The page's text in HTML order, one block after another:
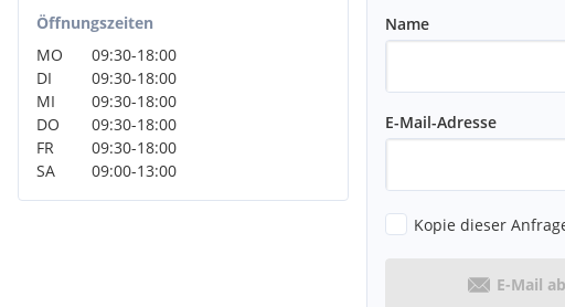
Tagfahrlicht
Verbundlenker-Hinterachse
ACHTUNG! WICHTIGE HINWEISE!
Sofern abgebildet u. verfügbar Zusatzbereifung gegen Aufpreis erhältlich.
Fahrzeug Anmeldebereit!
Öffnungszeiten
MO
09:30-18:00
DI
09:30-18:00
MI
09:30-18:00
DO
09:30-18:00
FR
09:30-18:00
SA
09:00-13:00
Name
E-Mail-Adresse
Kopie dieser
E-Mail